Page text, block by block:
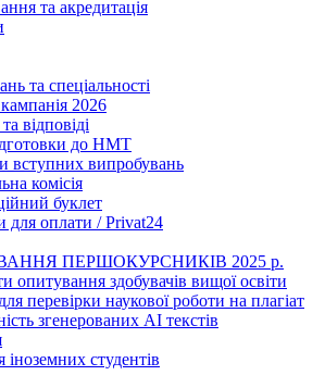
та акредитація
та спеціальності
2026
відповіді
до НМТ
вступних випробувань
комісія
буклет
для оплати / Privat24
ПЕРШОКУРСНИКІВ 2025 р.
опитування здобувачів вищої освіти
перевірки наукової роботи на плагіат
згенерованих АІ текстів
іноземних студентів